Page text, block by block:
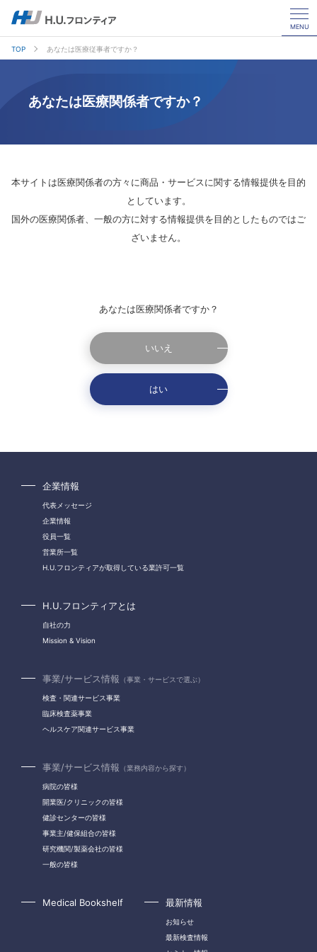
MENU
TOP あなたは医療従事者ですか？
あなたは医療関係者ですか？
本サイトは医療関係者の方々に商品・サービスに関する情報提供を目的
としています。
国外の医療関係者、一般の方に対する情報提供を目的としたものではご
ざいません。
あなたは医療関係者ですか？
いいえ
はい
企業情報
代表メッセージ
企業情報
役員一覧
営業所一覧
H.U.フロンティアが取得している業許可一覧
H.U.フロンティアとは
自社の力
Mission & Vision
事業/サービス情報 （事業・サービスで選ぶ）
検査・関連サービス事業
臨床検査薬事業
ヘルスケア関連サービス事業
事業/サービス情報 （業務内容から探す）
病院の皆様
開業医/クリニックの皆様
健診センターの皆様
事業主/健保組合の皆様
研究機関/製薬会社の皆様
一般の皆様
Medical Bookshelf 最新情報
お知らせ
最新検査情報